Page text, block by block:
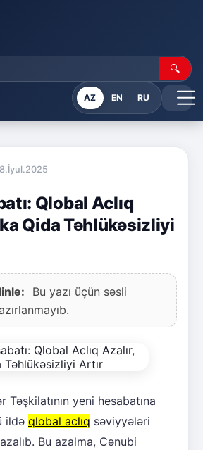
🔍
AZ EN RU
Qlobal Aclıq
Qida Təhlükəsizliyi
Bu yazı üçün səsli
Təşkilatının yeni hesabatına
ildə qlobal aclıq səviyyələri
Bu azalma, Cənubi